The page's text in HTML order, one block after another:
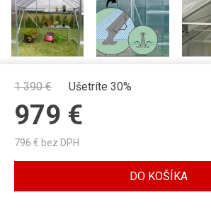
1 390€ Ušetríte 30%
979 €
796 € bez DPH
DO KOŠÍKA